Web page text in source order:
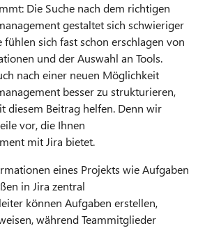
Die Suche nach dem richtigen
gestaltet sich schwieriger
sich fast schon erschlagen von
und der Auswahl an Tools.
nach einer neuen Möglichkeit
besser zu strukturieren,
diesem Beitrag helfen. Denn wir
vor, die Ihnen
mit Jira bietet.
eines Projekts wie Aufgaben
in Jira zentral
können Aufgaben erstellen,
während Teammitglieder